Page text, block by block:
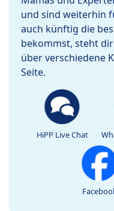
und sind weiterhin
auch künftig die
bekommst, steht
über verschiedene
Seite.
HiPP Live Chat